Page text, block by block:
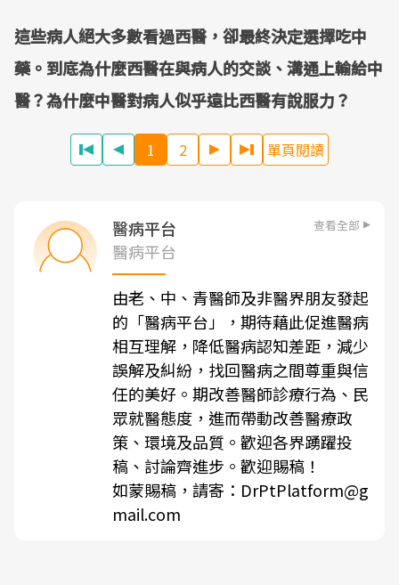
這些病人絕大多數看過西醫，卻最終決定選擇吃中
藥。到底為什麼西醫在與病人的交談、溝通上輸給中
醫？為什麼中醫對病人似乎遠比西醫有說服力？
1 2 單頁閱讀
醫病平台 查看全部
醫病平台
由老、中、青醫師及非醫界朋友發起
的「醫病平台」，期待藉此促進醫病
相互理解，降低醫病認知差距，減少
誤解及糾紛，找回醫病之間尊重與信
任的美好。期改善醫師診療行為、民
眾就醫態度，進而帶動改善醫療政
策、環境及品質。歡迎各界踴躍投
稿、討論齊進步。歡迎賜稿！
如蒙賜稿，請寄：DrPtPlatform@g
mail.com